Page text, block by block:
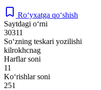
Ro‘yxatga qo‘shish
Saytdagi o‘rni
30311
So‘zning teskari yozilishi
kilrokhcnag
Harflar soni
11
Ko‘rishlar soni
251